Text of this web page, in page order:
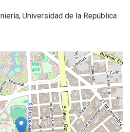
Universidad de la República